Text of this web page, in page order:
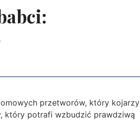
przetworów, który kojarzy
który potrafi wzbudzić prawdziwą